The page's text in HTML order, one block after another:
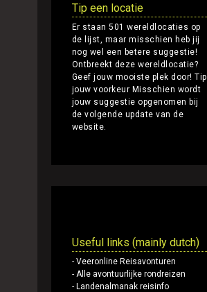
Tip een locatie
Er staan 501 wereldlocaties op
de lijst, maar misschien heb jij
nog wel een betere suggestie!
Ontbreekt deze wereldlocatie?
Geef jouw mooiste plek door!Tip
jouw voorkeur Misschien wordt
jouw suggestie opgenomen bij
de volgende update van de
website.
Useful links (mainly dutch)
- Veeronline Reisavonturen
- Alle avontuurlijke rondreizen
- Landenalmanak reisinfo